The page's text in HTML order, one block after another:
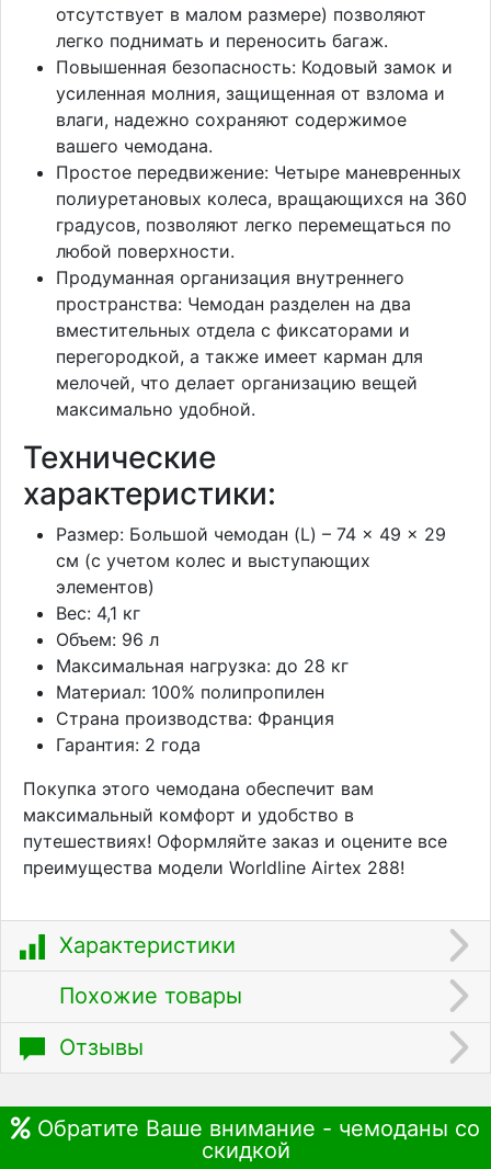
отсутствует в малом размере) позволяют
легко поднимать и переносить багаж.
Повышенная безопасность: Кодовый замок и
усиленная молния, защищенная от взлома и
влаги, надежно сохраняют содержимое
вашего чемодана.
Простое передвижение: Четыре маневренных
полиуретановых колеса, вращающихся на 360
градусов, позволяют легко перемещаться по
любой поверхности.
Продуманная организация внутреннего
пространства: Чемодан разделен на два
вместительных отдела с фиксаторами и
перегородкой, а также имеет карман для
мелочей, что делает организацию вещей
максимально удобной.
Технические
характеристики:
Размер: Большой чемодан (L) – 74 × 49 × 29
см (с учетом колес и выступающих
элементов)
Вес: 4,1 кг
Объем: 96 л
Максимальная нагрузка: до 28 кг
Материал: 100% полипропилен
Страна производства: Франция
Гарантия: 2 года
Покупка этого чемодана обеспечит вам
максимальный комфорт и удобство в
путешествиях! Оформляйте заказ и оцените все
преимущества модели Worldline Airtex 288!
Характеристики
Похожие товары
Отзывы
Обратите Ваше внимание - чемоданы со
скидкой